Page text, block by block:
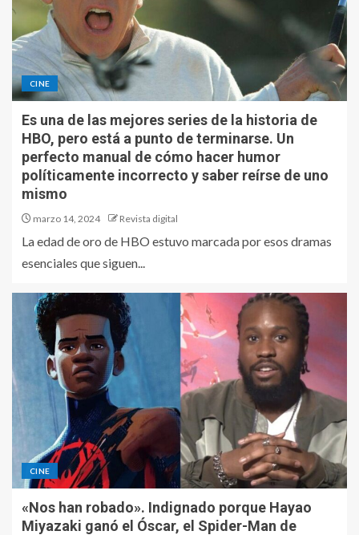
CINE
Es una de las mejores series de la historia de
HBO, pero está a punto de terminarse. Un
perfecto manual de cómo hacer humor
políticamente incorrecto y saber reírse de uno
mismo
marzo 14, 2024 Revista digital
La edad de oro de HBO estuvo marcada por esos dramas
esenciales que siguen...
CINE
«Nos han robado». Indignado porque Hayao
Miyazaki ganó el Óscar, el Spider-Man de